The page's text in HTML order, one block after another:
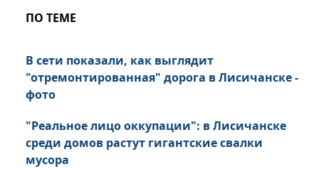
ПО ТЕМЕ
В сети показали, как выглядит
"отремонтированная" дорога в Лисичанске -
фото
"Реальное лицо оккупации": в Лисичанске
среди домов растут гигантские свалки
мусора